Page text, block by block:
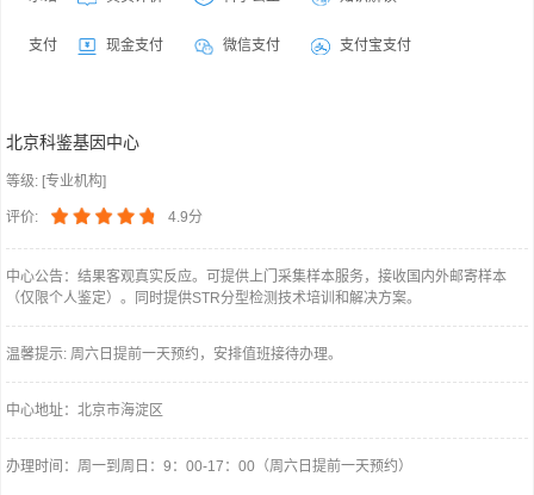
支付 现金支付 微信支付 支付宝支付
北京科鉴基因中心
等级: [专业机构]
评价: 4.9分
中心公告：结果客观真实反应。可提供上门采集样本服务，接收国内外邮寄样本
（仅限个人鉴定）。同时提供STR分型检测技术培训和解决方案。
温馨提示: 周六日提前一天预约，安排值班接待办理。
中心地址：北京市海淀区
办理时间：周一到周日：9：00-17：00（周六日提前一天预约）